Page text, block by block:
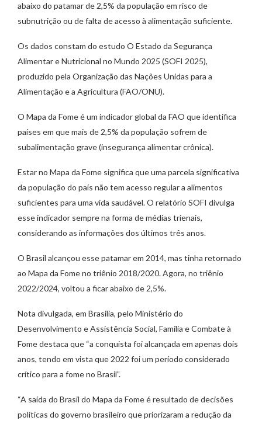
abaixo do patamar de 2,5% da população em risco de
subnutrição ou de falta de acesso à alimentação suficiente.
Os dados constam do estudo O Estado da Segurança
Alimentar e Nutricional no Mundo 2025 (SOFI 2025),
produzido pela Organização das Nações Unidas para a
Alimentação e a Agricultura (FAO/ONU).
O Mapa da Fome é um indicador global da FAO que identifica
países em que mais de 2,5% da população sofrem de
subalimentação grave (insegurança alimentar crônica).
Estar no Mapa da Fome significa que uma parcela significativa
da população do país não tem acesso regular a alimentos
suficientes para uma vida saudável. O relatório SOFI divulga
esse indicador sempre na forma de médias trienais,
considerando as informações dos últimos três anos.
O Brasil alcançou esse patamar em 2014, mas tinha retornado
ao Mapa da Fome no triênio 2018/2020. Agora, no triênio
2022/2024, voltou a ficar abaixo de 2,5%.
Nota divulgada, em Brasília, pelo Ministério do
Desenvolvimento e Assistência Social, Família e Combate à
Fome destaca que “a conquista foi alcançada em apenas dois
anos, tendo em vista que 2022 foi um período considerado
crítico para a fome no Brasil”.
“A saída do Brasil do Mapa da Fome é resultado de decisões
políticas do governo brasileiro que priorizaram a redução da